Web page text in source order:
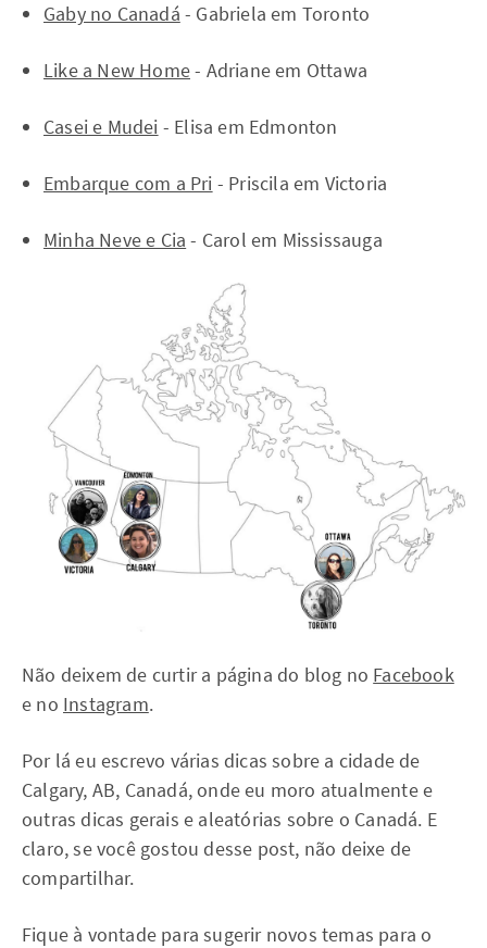
Gaby no Canadá - Gabriela em Toronto
Like a New Home- Adriane em Ottawa
Casei e Mudei - Elisa em Edmonton
Embarque com a Pri - Priscila em Victoria
Minha Neve e Cia - Carol em Mississauga
Não deixem de curtir a página do blog no Facebook
e no Instagram.
Por lá eu escrevo várias dicas sobre a cidade de
Calgary, AB, Canadá, onde eu moro atualmente e
outras dicas gerais e aleatórias sobre o Canadá. E
claro, se você gostou desse post, não deixe de
compartilhar.
Fique à vontade para sugerir novos temas para o